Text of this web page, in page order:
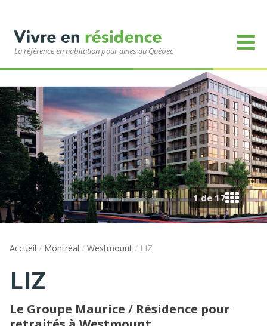
La référence en habitation pour ainés au Québec
1 de 17
Accueil / Montréal / Westmount / LIZ
LIZ
Le Groupe Maurice / Résidence pour